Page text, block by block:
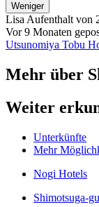
Weniger
Lisa Aufenthalt von
Vor 9 Monaten
Utsunomiya Tobu
Mehr über
Weiter
Unterkünfte
Mehr
Nogi Hotels
Shimotsuga-